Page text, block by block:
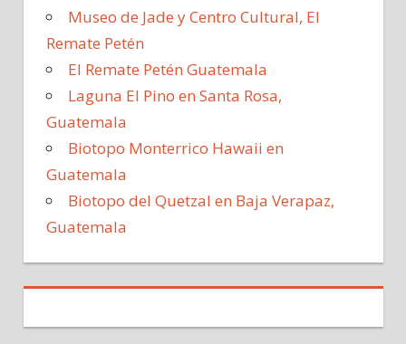
Museo de Jade y Centro Cultural, El
Remate Petén
El Remate Petén Guatemala
Laguna El Pino en Santa Rosa,
Guatemala
Biotopo Monterrico Hawaii en
Guatemala
Biotopo del Quetzal en Baja Verapaz,
Guatemala